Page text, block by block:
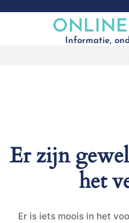
ONLINE
Informatie,
Er zijn
het
Er is iets moois in het